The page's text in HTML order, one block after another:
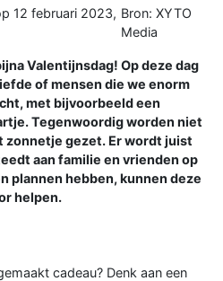
12 februari 2023, Bron: XYTO
Media
Valentijnsdag! Op deze dag
of mensen die we enorm
met bijvoorbeeld een
Tegenwoordig worden niet
zonnetje gezet. Er wordt juist
aan familie en vrienden op
plannen hebben, kunnen deze
helpen.
cadeau? Denk aan een